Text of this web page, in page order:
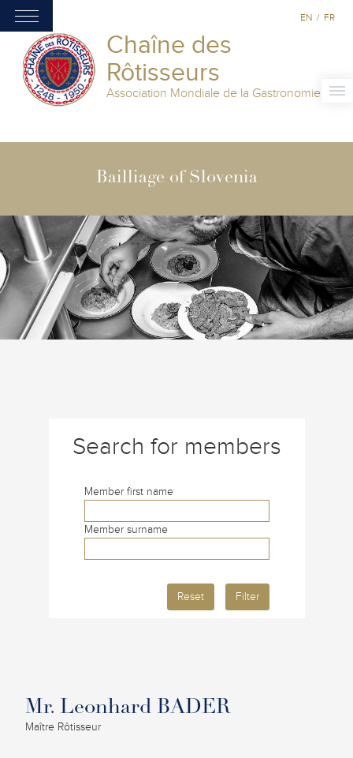
Chaîne des
Rôtisseurs
Association Mondiale de la Gastronomie
EN / FR
Bailliage of Slovenia
Search for members
Member first name
Member surname
Reset Filter
Mr. Leonhard BADER
Maître Rôtisseur